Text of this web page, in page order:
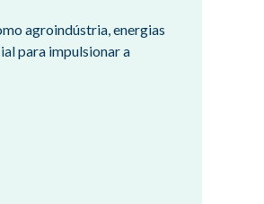
agroindústria, energias
para impulsionar a